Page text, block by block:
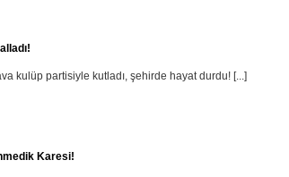
kulüp partisiyle kutladı, şehirde hayat durdu! [...]
Karesi!